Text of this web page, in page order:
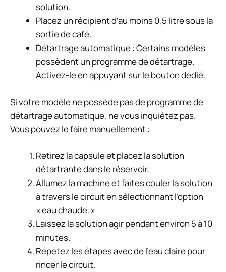
solution.
Placez un récipient d’au moins 0,5 litre sous la
sortie de café.
Détartrage automatique : Certains modèles
possèdent un programme de détartrage.
Activez-le en appuyant sur le bouton dédié.
Si votre modèle ne possède pas de programme de
détartrage automatique, ne vous inquiétez pas.
Vous pouvez le faire manuellement :
Retirez la capsule et placez la solution
détartrante dans le réservoir.
Allumez la machine et faites couler la solution
à travers le circuit en sélectionnant l’option
« eau chaude. »
Laissez la solution agir pendant environ 5 à 10
minutes.
Répétez les étapes avec de l’eau claire pour
rincer le circuit.